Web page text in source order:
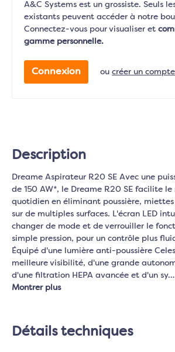
A&C Systems est un grossiste. Seuls
existants peuvent accéder à notre
Connectez-vous pour visualiser et
gamme personnelle.
Connexion ou créer un
Description
Dreame Aspirateur R20 SE Avec une
de 150 AW*, le Dreame R20 SE facilite
quotidien en éliminant poussière,
sur de multiples surfaces. L'écran LED
changer de mode et de verrouiller le
simple pression, pour un contrôle plus
Équipé d'une lumière anti-poussière
meilleure visibilité, d'une grande
d'une filtration HEPA avancée et d'un sy…
Montrer plus
Détails techniques